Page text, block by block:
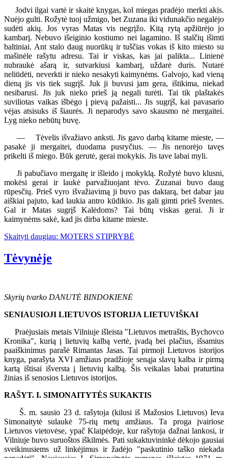
Jodvi ilgai vartė ir skaitė knygas, kol miegas pradėjo merkti akis.
Nuėjo gulti. Rožytė tuoj užmigo, bet Zuzana iki vidunakčio negalėjo
sudėti akių. Jos vyras Matas vis negrįžo. Kitą rytą apžiūrėjo jo
kambarį. Nebuvo išeiginio kostiumo nei lagamino. Iš stalčių išimti
baltiniai. Ant stalo daug nuorūkų ir tuščias vokas iš kito miesto su
mašinėle rašytu adresu. Tai ir viskas, kas jai palikta... Linienė
nubraukė ašarą ir, sutvarkiusi kambarį, uždarė duris. Nutarė
neliūdėti, neverkti ir nieko nesakyti kaimynėms. Galvojo, kad vieną
dieną jis vis tiek sugrįš. Juk ji buvusi jam gera, ištikima, niekad
nesibarusi. Jis juk nieko prieš ją negali turėti. Tai tik plaštakės
suviliotas vaikas išbėgo į pievą pažaisti... Jis sugrįš, kai pavasario
vėjas atsisuks iš šiaurės. Ji neparodys savo skausmo nė mergaitei.
Lyg nieko nebūtų buvę.
— Tėvelis išvažiavo anksti. Jis gavo darbą kitame mieste, —
pasakė ji mergaitei, duodama pusryčius. — Jis nenorėjo tavęs
prikelti iš miego. Būk gerutė, gerai mokykis. Jis tave labai myli.
Ji pabučiavo mergaitę ir išleido į mokyklą. Rožytė buvo klusni,
mokėsi gerai ir laukė parvažiuojant tėvo. Zuzanai buvo daug
rūpesčių. Prieš vyro išvažiavimą ji buvo pas daktarą, bet dabar jau
aiškiai pajuto, kad laukia antro kūdikio. Jis gali gimti prieš šventes.
Gal ir Matas sugrįš Kalėdoms? Tai būtų viskas gerai. Ji ir
kaimynėms sakė, kad jis dirba kitame mieste.
Skaityti daugiau: MOTERS STIPRYBĖ
Tėvynėje
Skyrių tvarko DANUTĖ BINDOKIENĖ
SENIAUSIOJI LIETUVOS ISTORIJA LIETUVIŠKAI
Praėjusiais metais Vilniuje išleista "Lietuvos metraštis, Bychovco
Kronika", kurią į lietuvių kalbą vertė, įvadą bei plačius, išsamius
paaiškinimus parašė Rimantas Jasas. Tai pirmoji Lietuvos istorijos
knyga, parašyta XVI amžiaus pradžioje senąja slavų kalba ir pirmą
kartą ištisai išversta į lietuvių kalbą. Šis veikalas labai praturtina
žinias iš senosios Lietuvos istorijos.
RAŠYT. I. SIMONAITYTĖS SUKAKTIS
Š. m. sausio 23 d. rašytoja (kilusi iš Mažosios Lietuvos) Ieva
Simonaitytė sulaukė 75-rių metų amžiaus. Ta proga įvairiose
Lietuvos vietovėse, ypač Klaipėdoje, kur rašytoja dažnai lankosi, ir
Vilniuje buvo suruoštos iškilmės. Pati sukaktuvininkė dėkojo gausiai
sveikinusiems už linkėjimus ir žadėjo "paskutinio taško niekada